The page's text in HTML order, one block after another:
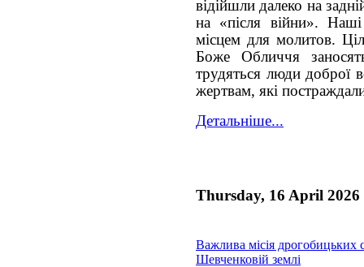
відійшли далеко на
на «після війни».
місцем для молитов.
Боже Обличчя
трудяться люди доброї
жертвам, які
Детальніше...
Thursday, 16 April 2026
Важлива місія дрогобицьких
Шевченковій землі